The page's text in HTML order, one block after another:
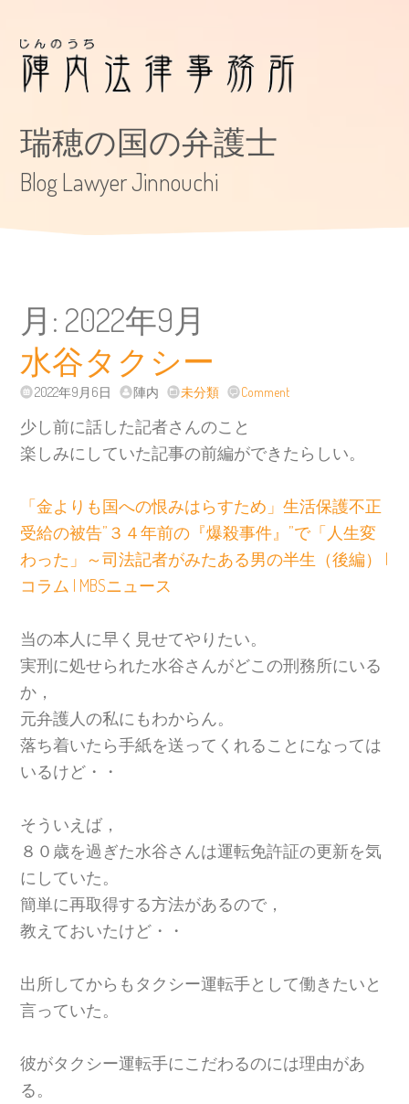
瑞穂の国の弁護士
Blog Lawyer Jinnouchi
月: 2022年9月
水谷タクシー
2022年9月6日 陣内 未分類 Comment
少し前に話した記者さんのこと
楽しみにしていた記事の前編ができたらしい。
「金よりも国への恨みはらすため」生活保護不正
受給の被告”３４年前の『爆殺事件』”で「人生変
わった」～司法記者がみたある男の半生（後編） |
コラム | MBSニュース
当の本人に早く見せてやりたい。
実刑に処せられた水谷さんがどこの刑務所にいる
か，
元弁護人の私にもわからん。
落ち着いたら手紙を送ってくれることになっては
いるけど・・
そういえば，
８０歳を過ぎた水谷さんは運転免許証の更新を気
にしていた。
簡単に再取得する方法があるので，
教えておいたけど・・
出所してからもタクシー運転手として働きたいと
言っていた。
彼がタクシー運転手にこだわるのには理由があ
る。